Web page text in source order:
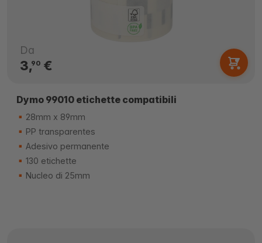
Da
3,90€
Dymo 99010 etichette compatibili
28mm x 89mm
PP transparentes
Adesivo permanente
130 etichette
Nucleo di 25mm